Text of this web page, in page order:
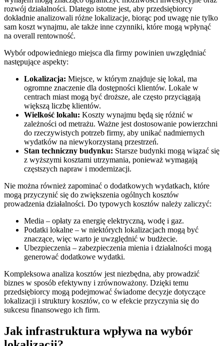
rozwój działalności. Dlatego istotne jest, aby przedsiębiorcy
dokładnie analizowali różne lokalizacje, biorąc pod uwagę nie tylko
sam koszt wynajmu, ale także inne czynniki, które mogą wpłynąć
na overall rentowność.
Wybór odpowiedniego miejsca dla firmy powinien uwzględniać
następujące aspekty:
Lokalizacja: Miejsce, w którym znajduje się lokal, ma
ogromne znaczenie dla dostępności klientów. Lokale w
centrach miast mogą być droższe, ale często przyciągają
większą liczbę klientów.
Wielkość lokalu: Koszty wynajmu będą się różnić w
zależności od metrażu. Ważne jest dostosowanie powierzchni
do rzeczywistych potrzeb firmy, aby unikać nadmiernych
wydatków na niewykorzystaną przestrzeń.
Stan techniczny budynku: Starsze budynki mogą wiązać się
z wyższymi kosztami utrzymania, ponieważ wymagają
częstszych napraw i modernizacji.
Nie można również zapominać o dodatkowych wydatkach, które
mogą przyczynić się do zwiększenia ogólnych kosztów
prowadzenia działalności. Do typowych kosztów należy zaliczyć:
Media – opłaty za energię elektryczną, wodę i gaz.
Podatki lokalne – w niektórych lokalizacjach mogą być
znaczące, więc warto je uwzględnić w budżecie.
Ubezpieczenia – zabezpieczenia mienia i działalności mogą
generować dodatkowe wydatki.
Kompleksowa analiza kosztów jest niezbędna, aby prowadzić
biznes w sposób efektywny i zrównoważony. Dzięki temu
przedsiębiorcy mogą podejmować świadome decyzje dotyczące
lokalizacji i struktury kosztów, co w efekcie przyczynia się do
sukcesu finansowego ich firm.
Jak infrastruktura wpływa na wybór